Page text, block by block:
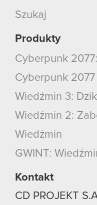
Szukaj
Produkty
Cyberpunk
Cyberpunk 2077
Wiedźmin 3:
Wiedźmin 2:
Wiedźmin
GWINT:
Kontakt
CD PROJEKT